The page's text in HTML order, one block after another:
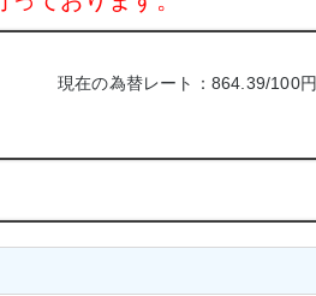
現在の為替レート：864.39/100円